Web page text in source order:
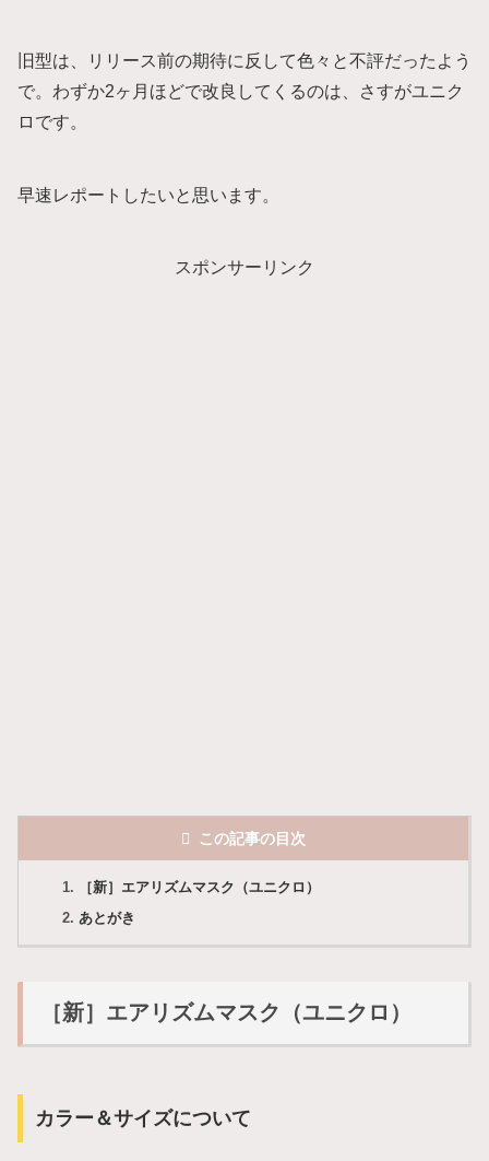
旧型は、リリース前の期待に反して色々と不評だったよう
で。わずか2ヶ月ほどで改良してくるのは、さすがユニク
ロです。
早速レポートしたいと思います。
スポンサーリンク
この記事の目次
［新］エアリズムマスク（ユニクロ）
あとがき
［新］エアリズムマスク（ユニクロ）
カラー＆サイズについて